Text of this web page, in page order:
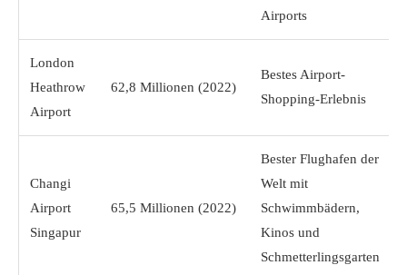
Airports
London
Heathrow
Airport
62,8 Millionen (2022)
Bestes Airport-
Shopping-Erlebnis
Changi
Airport
Singapur
65,5 Millionen (2022)
Bester Flughafen der
Welt mit
Schwimmbädern,
Kinos und
Schmetterlingsgarten